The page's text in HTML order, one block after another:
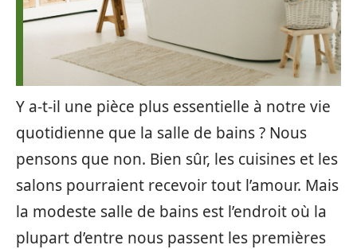
Y a-t-il une pièce plus essentielle à notre vie
quotidienne que la salle de bains ? Nous
pensons que non. Bien sûr, les cuisines et les
salons pourraient recevoir tout l’amour. Mais
la modeste salle de bains est l’endroit où la
plupart d’entre nous passent les premières